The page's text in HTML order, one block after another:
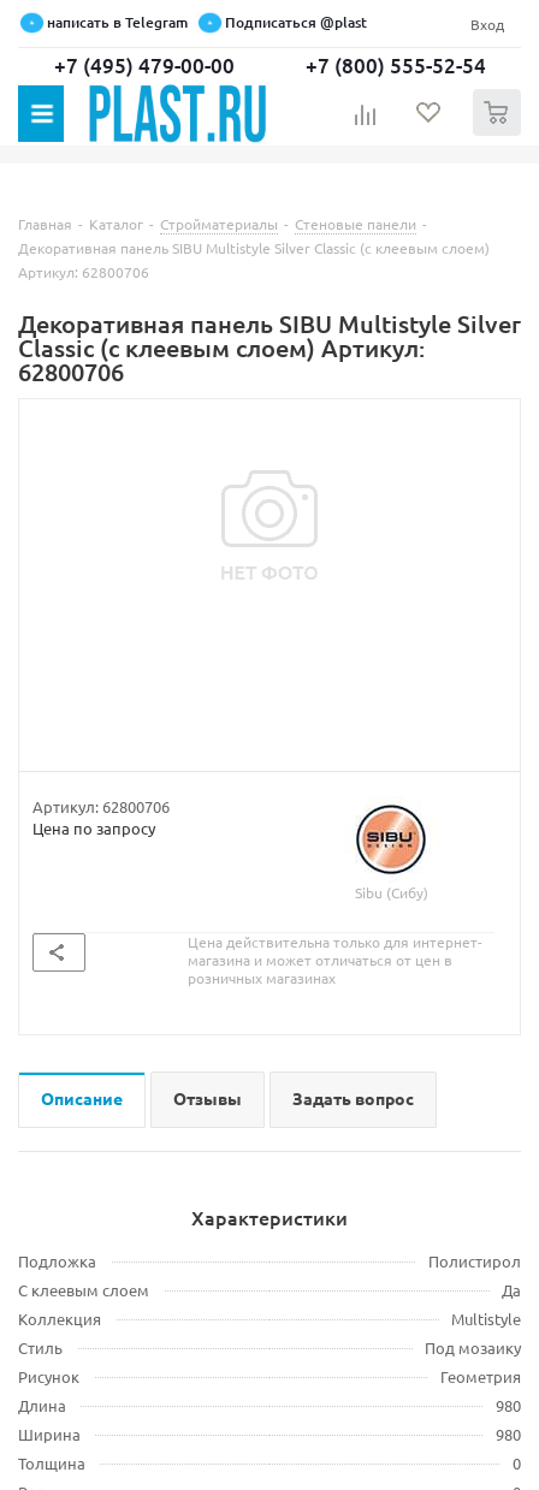
написать в Telegram Подписаться @plast Вход
+7 (495) 479-00-00 +7 (800) 555-52-54
Главная - Каталог - Стройматериалы - Стеновые панели -
Декоративная панель SIBU Multistyle Silver Classic (с клеевым слоем)
Артикул: 62800706
Декоративная панель SIBU Multistyle Silver
Classic (с клеевым слоем) Артикул:
62800706
Артикул:62800706
Цена по запросу
Sibu (Сибу)
Цена действительна только для интернет-
магазина и может отличаться от цен в
розничных магазинах
Описание Отзывы Задать вопрос
Характеристики
Подложка
Полистирол
С клеевым слоем
Да
Коллекция
Multistyle
Стиль
Под мозаику
Рисунок
Геометрия
Длина
980
Ширина
980
Толщина
0